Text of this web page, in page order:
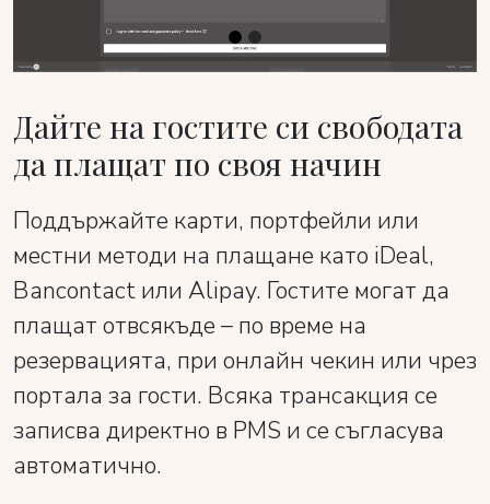
Дайте на гостите си свободата
да плащат по своя начин
Поддържайте карти, портфейли или
местни методи на плащане като iDeal,
Bancontact или Alipay. Гостите могат да
плащат отвсякъде – по време на
резервацията, при онлайн чекин или чрез
портала за гости. Всяка трансакция се
записва директно в PMS и се съгласува
автоматично.